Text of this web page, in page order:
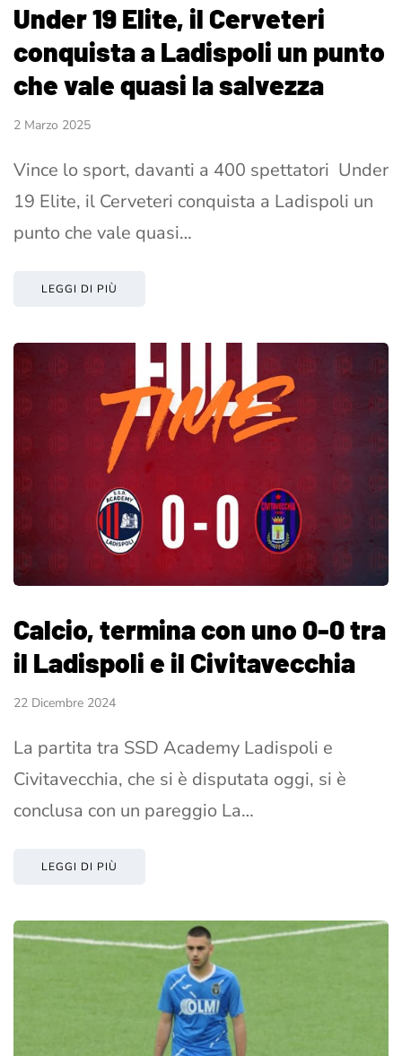
Under 19 Elite, il Cerveteri
conquista a Ladispoli un punto
che vale quasi la salvezza
2 Marzo 2025
Vince lo sport, davanti a 400 spettatori Under
19 Elite, il Cerveteri conquista a Ladispoli un
punto che vale quasi…
LEGGI DI PIÙ
Calcio, termina con uno 0-0 tra
il Ladispoli e il Civitavecchia
22 Dicembre 2024
La partita tra SSD Academy Ladispoli e
Civitavecchia, che si è disputata oggi, si è
conclusa con un pareggio La…
LEGGI DI PIÙ